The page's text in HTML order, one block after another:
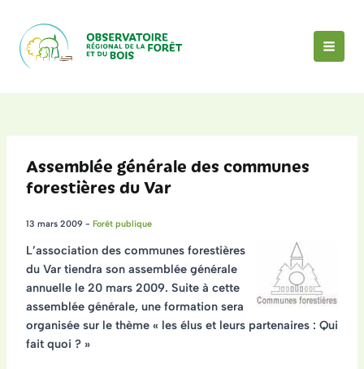
contenu
Assemblée générale des communes
forestières du Var
13 mars 2009 - Forêt publique
L’association des communes forestières
du Var tiendra son assemblée générale
annuelle le 20 mars 2009. Suite à cette
assemblée générale, une formation sera
organisée sur le thème « les élus et leurs partenaires : Qui
fait quoi ? »